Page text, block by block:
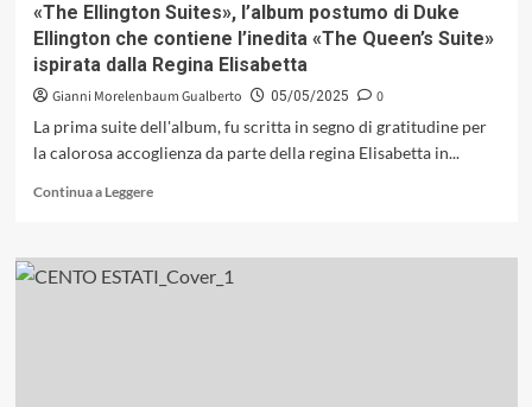
di
Buddy
Rich
forse
una
marcia
più
1966)
«The Ellington Suites», l’album postumo di Duke
Ellington che contiene l’inedita «The Queen’s Suite»
ispirata dalla Regina Elisabetta
Gianni Morelenbaum Gualberto 05/05/2025
0
La prima suite dell'album, fu scritta in segno di gratitudine per
la calorosa accoglienza da parte della regina Elisabetta in...
Continua a LeggereLeggi
su
«The